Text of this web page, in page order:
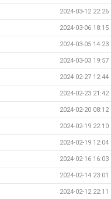
2024-03-12 22:26
2024-03-06 18:15
2024-03-05 14:23
2024-03-03 19:57
2024-02-27 12:44
2024-02-23 21:42
2024-02-20 08:12
2024-02-19 22:10
2024-02-19 12:04
2024-02-16 16:03
2024-02-14 23:01
2024-02-12 22:11